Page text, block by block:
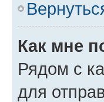
Как мне
Рядом с
для